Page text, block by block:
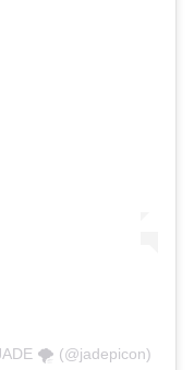
🌪 (@jadepicon)